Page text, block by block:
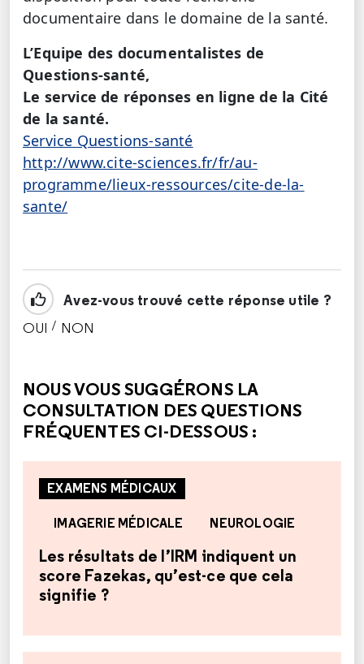
documentaire dans le domaine de la santé.
L’Equipe des documentalistes de
Questions-santé,
Le service de réponses en ligne de la Cité
de la santé.
Service Questions-santé
http://www.cite-sciences.fr/fr/au-
programme/lieux-ressources/cite-de-la-
sante/
Avez-vous trouvé cette réponse utile ?
OUI / NON
NOUS VOUS SUGGÉRONS LA
CONSULTATION DES QUESTIONS
FRÉQUENTES CI-DESSOUS :
EXAMENS MÉDICAUX
IMAGERIE MÉDICALE NEUROLOGIE
Les résultats de l’IRM indiquent un
score Fazekas, qu’est-ce que cela
signifie ?